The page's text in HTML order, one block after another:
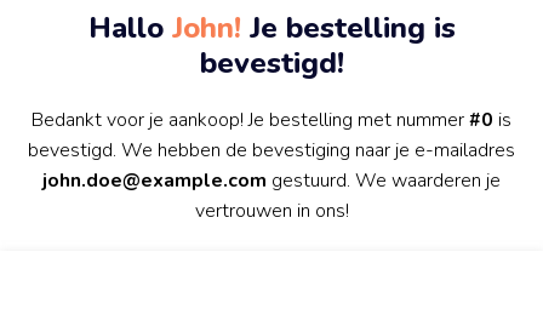
Hallo John! Je bestelling is
bevestigd!
Bedankt voor je aankoop! Je bestelling met nummer#0 is
bevestigd. We hebben de bevestiging naar je e-mailadres
john.doe@example.com gestuurd. We waarderen je
vertrouwen in ons!